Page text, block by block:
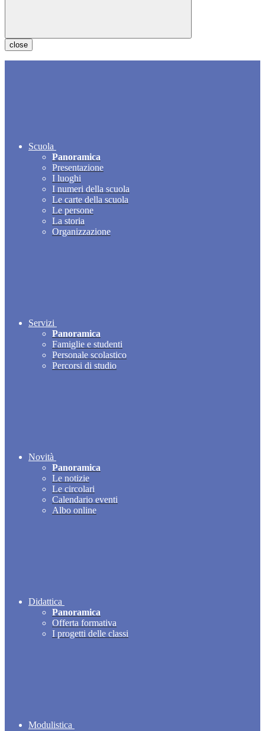
close
Scuola
Panoramica
Presentazione
I luoghi
I numeri della scuola
Le carte della scuola
Le persone
La storia
Organizzazione
Servizi
Panoramica
Famiglie e studenti
Personale scolastico
Percorsi di studio
Novità
Panoramica
Le notizie
Le circolari
Calendario eventi
Albo online
Didattica
Panoramica
Offerta formativa
I progetti delle classi
Modulistica